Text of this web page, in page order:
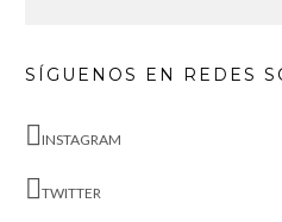
SÍGUENOS EN REDES
INSTAGRAM
TWITTER